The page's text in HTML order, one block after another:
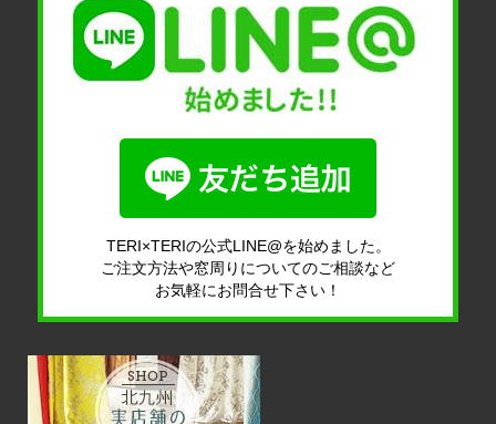
TERI×TERIの公式LINE@を始めました。
ご注文方法や窓周りについてのご相談など
お気軽にお問合せ下さい！